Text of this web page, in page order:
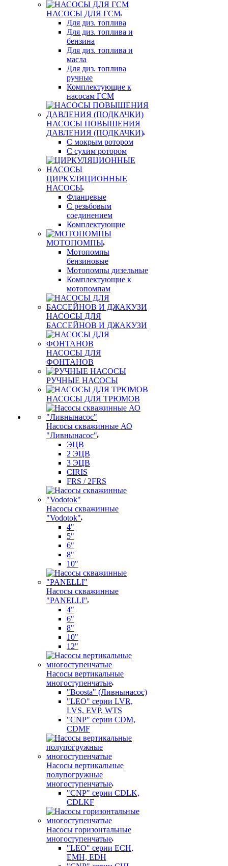
НАСОСЫ ДЛЯ ГСМ
Для диз. топлива
Для диз. топлива и
бензина
Для диз. топлива и
масла
Для диз. топлива
ручные
Комплектующие к
насосам ГСМ
НАСОСЫ ПОВЫШЕНИЯ
ДАВЛЕНИЯ (ПОДКАЧКИ)
С мокрым ротором
С сухим ротором
ЦИРКУЛЯЦИОННЫЕ
НАСОСЫ
Фланцевые
С резьбовым
соединением
Комплектующие
МОТОПОМПЫ
Мотопомпы
бензиновые
Мотопомпы дизельные
Комплектующие к
мотопомпам
НАСОСЫ ДЛЯ
БАССЕЙНОВ И ДЖАКУЗИ
НАСОСЫ ДЛЯ
ФОНТАНОВ
РУЧНЫЕ НАСОСЫ
НАСОСЫ ДЛЯ ТРЮМОВ
Насосы скважинные АО
"Ливнынасос"
ЭЦВ
2 ЭЦВ
3 ЭЦВ
CIRIS
FRS / 2FRS
Насосы скважинные
"Vodotok"
4"
5"
6"
8"
10"
Насосы скважинные
"PANELLI"
4"
6"
8"
10"
12"
Насосы вертикальные
многоступенчатые
"Boosta" (Ливнынасос)
"LEO" серии LVR,
LVS, EVP, WTS
"CNP" серии CDM,
CDMF
Насосы вертикальные
полупогружные
многоступенчатые
"CNP" серии CDLK,
CDLKF
Насосы горизонтальные
многоступенчатые
"LEO" серии ECH,
EMH, EDH